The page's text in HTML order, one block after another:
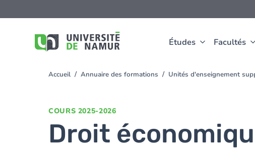
Études Facultés
au
You
Accueil Annuaire des formations Unités d'enseignement
COURS 2025-2026
Droit